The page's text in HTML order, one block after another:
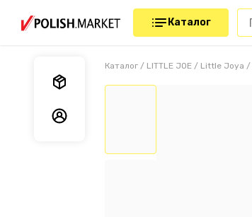
Каталог
Каталог / LITTLE JOE / Little Joya /